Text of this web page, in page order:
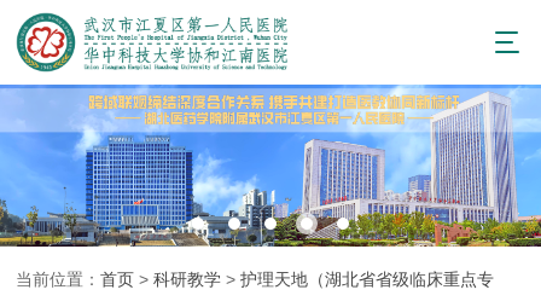
当前位置：首页 >科研教学 >护理天地（湖北省省级临床重点专